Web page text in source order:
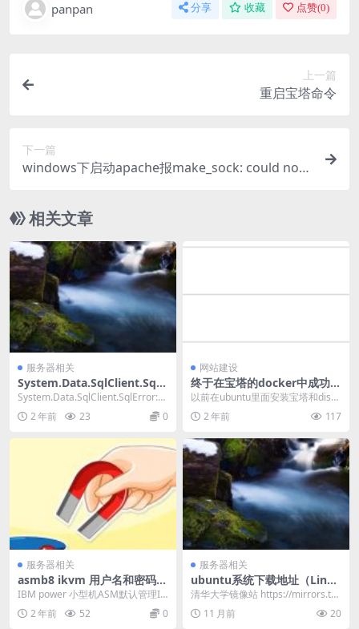
panpan 分享 收藏 点赞(0)
上一篇
重启宝塔命令
下一篇
windows下启动apache报make_sock: could not
相关文章
服务器相关
System.Data.SqlClient.SqlE
rror: 无法打开备份设备
System.Data.SqlClient.SqlError:无
法打开备份设备'...
2 年前 23 0
网站建设
终于在宝塔的docker中成功安
装了discourse
以前在ubuntu里面安装宝塔和disco
urse，二者总是冲突（没办法只好
把宝...2 年前 117
服务器相关
asmb8 ikvm 用户名和密码-A
SM默认管理IP及用户名和密
IBM power 小型机ASM默认管理IP
及用户名和密码 HMC...
2 年前 52 0
服务器相关
ubuntu系统下载地址（Linux
下载）
清华大学镜像站 https://mirrors.tu
na.tsinghua.ed...
11 月前 20